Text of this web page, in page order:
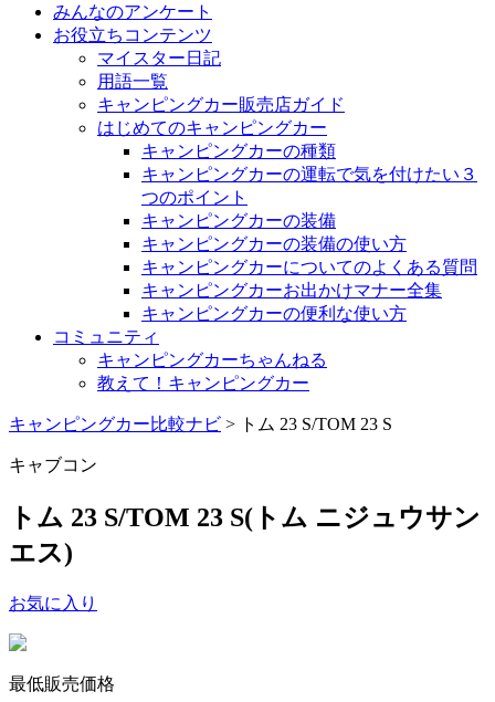
みんなのアンケート
お役立ちコンテンツ
マイスター日記
用語一覧
キャンピングカー販売店ガイド
はじめてのキャンピングカー
キャンピングカーの種類
キャンピングカーの運転で気を付けたい３
つのポイント
キャンピングカーの装備
キャンピングカーの装備の使い方
キャンピングカーについてのよくある質問
キャンピングカーお出かけマナー全集
キャンピングカーの便利な使い方
コミュニティ
キャンピングカーちゃんねる
教えて！キャンピングカー
キャンピングカー比較ナビ > トム 23 S/TOM 23 S
キャブコン
トム 23 S/TOM 23 S(トム ニジュウサン
エス)
お気に入り
最低販売価格